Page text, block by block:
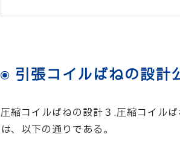
引張コイルばねの設計
圧縮コイルばねの設計３.圧縮コイル
は、以下の通りである。